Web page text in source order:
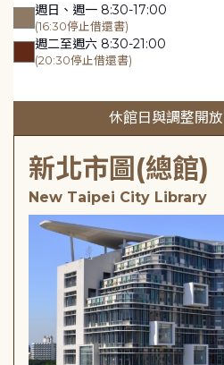
週日、週一 8:30-17:00
(16:30停止借還書)
週二至週六 8:30-21:00
(20:30停止借還書)
休館日與調整開
新北市圖(總館)
New Taipei City Library